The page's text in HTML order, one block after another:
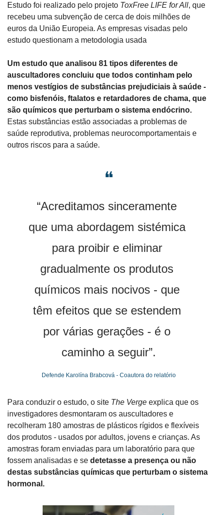
Estudo foi realizado pelo projeto ToxFree LIFE for All, que
recebeu uma subvenção de cerca de dois milhões de
euros da União Europeia. As empresas visadas pelo
estudo questionam a metodologia usada
Um estudo que analisou 81 tipos diferentes de
auscultadores concluiu que todos continham pelo
menos vestígios de substâncias prejudiciais à saúde -
como bisfenóis, ftalatos e retardadores de chama, que
são químicos que perturbam o sistema endócrino.
Estas substâncias estão associadas a problemas de
saúde reprodutiva, problemas neurocomportamentais e
outros riscos para a saúde.
❝
“Acreditamos sinceramente
que uma abordagem sistémica
para proibir e eliminar
gradualmente os produtos
químicos mais nocivos - que
têm efeitos que se estendem
por várias gerações - é o
caminho a seguir”.
Defende Karolína Brabcová - Coautora do relatório
Para conduzir o estudo, o site The Verge explica que os
investigadores desmontaram os auscultadores e
recolheram 180 amostras de plásticos rígidos e flexíveis
dos produtos - usados por adultos, jovens e crianças. As
amostras foram enviadas para um laboratório para que
fossem analisadas e se detetasse a presença ou não
destas substâncias químicas que perturbam o sistema
hormonal.